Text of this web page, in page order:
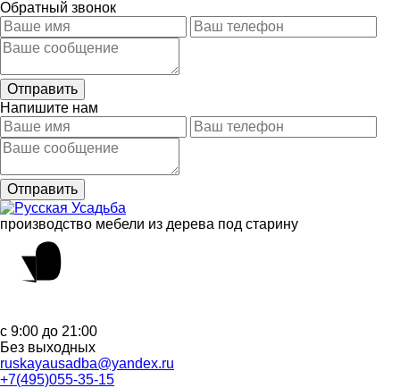
Обратный звонок
Напишите нам
производство мебели из дерева под старину
с 9:00 до 21:00
Без выходных
ruskayausadba@yandex.ru
+7(495)055-35-15